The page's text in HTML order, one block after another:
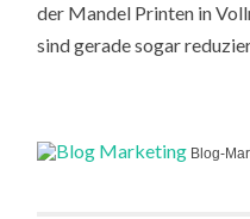
der Mandel Printen in
sind gerade sogar
Blog-